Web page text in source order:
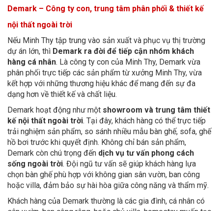
Demark – Công ty con, trung tâm phân phối & thiết kế
nội thất ngoài trời
Nếu Minh Thy tập trung vào sản xuất và phục vụ thị trường
dự án lớn, thì Demark ra đời để tiếp cận nhóm khách
hàng cá nhân. Là công ty con của Minh Thy, Demark vừa
phân phối trực tiếp các sản phẩm từ xưởng Minh Thy, vừa
kết hợp với những thương hiệu khác để mang đến sự đa
dạng hơn về thiết kế và chất liệu.
Demark hoạt động như một showroom và trung tâm thiết
kế nội thất ngoài trời. Tại đây, khách hàng có thể trực tiếp
trải nghiệm sản phẩm, so sánh nhiều mẫu bàn ghế, sofa, ghế
hồ bơi trước khi quyết định. Không chỉ bán sản phẩm,
Demark còn chú trọng đến dịch vụ tư vấn phong cách
sống ngoài trời. Đội ngũ tư vấn sẽ giúp khách hàng lựa
chọn bàn ghế phù hợp với không gian sân vườn, ban công
hoặc villa, đảm bảo sự hài hòa giữa công năng và thẩm mỹ.
Khách hàng của Demark thường là các gia đình, cá nhân có